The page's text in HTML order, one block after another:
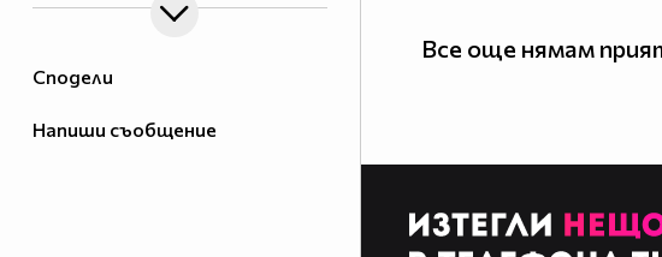
Сподели
Напиши съобщение
Все още нямам